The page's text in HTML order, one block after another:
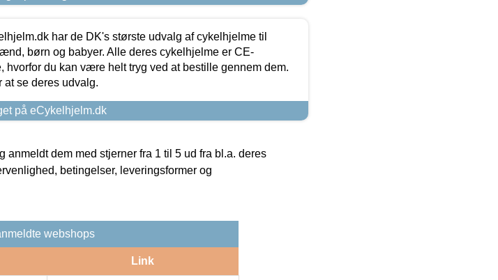
har de DK's største udvalg af cykelhjelme til
børn og babyer. Alle deres cykelhjelme er CE-
hvorfor du kan være helt tryg ved at bestille gennem dem.
at se deres udvalg.
på eCykelhjelm.dk
dem med stjerner fra 1 til 5 ud fra bl.a. deres
betingelser, leveringsformer og
webshops
Link